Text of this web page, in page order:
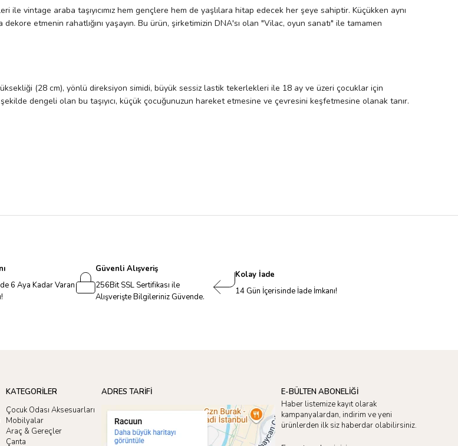
vintage araba taşıyıcımız hem gençlere hem de yaşlılara hitap edecek her şeye sahiptir. Küçükken aynı
etmenin rahatlığını yaşayın. Bu ürün, şirketimizin DNA'sı olan "Vilac, oyun sanatı" ile tamamen
(28 cm), yönlü direksiyon simidi, büyük sessiz lastik tekerlekleri ile 18 ay ve üzeri çocuklar için
dengeli olan bu taşıyıcı, küçük çocuğunuzun hareket etmesine ve çevresini keşfetmesine olanak tanır.
6 Aya Kadar Varan
Güvenli Alışveriş
256Bit SSL Sertifikası ile
Alışverişte Bilgileriniz Güvende.
Kolay İade
14 Gün İçerisinde İade İmkanı!
KATEGORİLER
Çocuk Odası Aksesuarları
Mobilyalar
Araç & Gereçler
Çanta
ADRES TARİFİ
E-BÜLTEN ABONELİĞİ
Haber listemize kayıt olarak
kampanyalardan, indirim ve yeni
ürünlerden ilk siz haberdar olabilirsiniz.